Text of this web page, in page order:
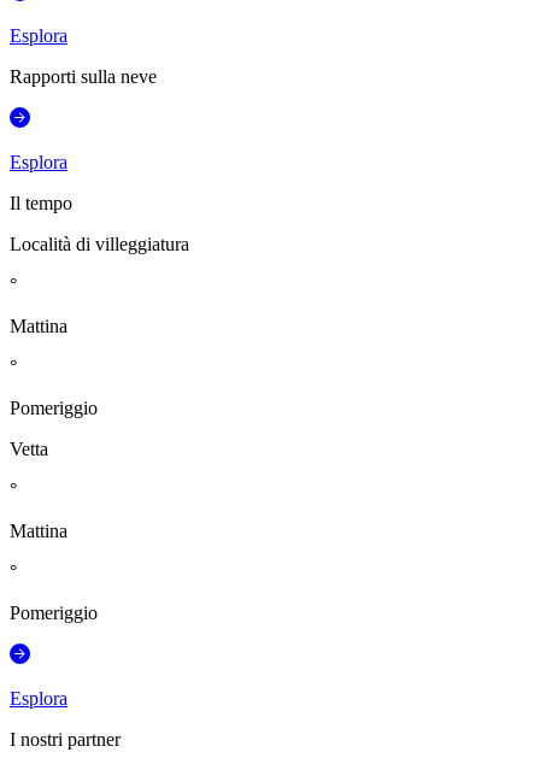
Esplora
Rapporti sulla neve
Esplora
Il tempo
Località di villeggiatura
°
Mattina
°
Pomeriggio
Vetta
°
Mattina
°
Pomeriggio
Esplora
I nostri partner